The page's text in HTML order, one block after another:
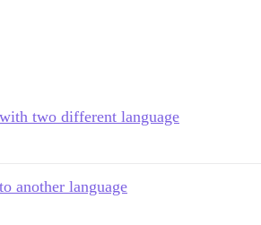
two different language
another language